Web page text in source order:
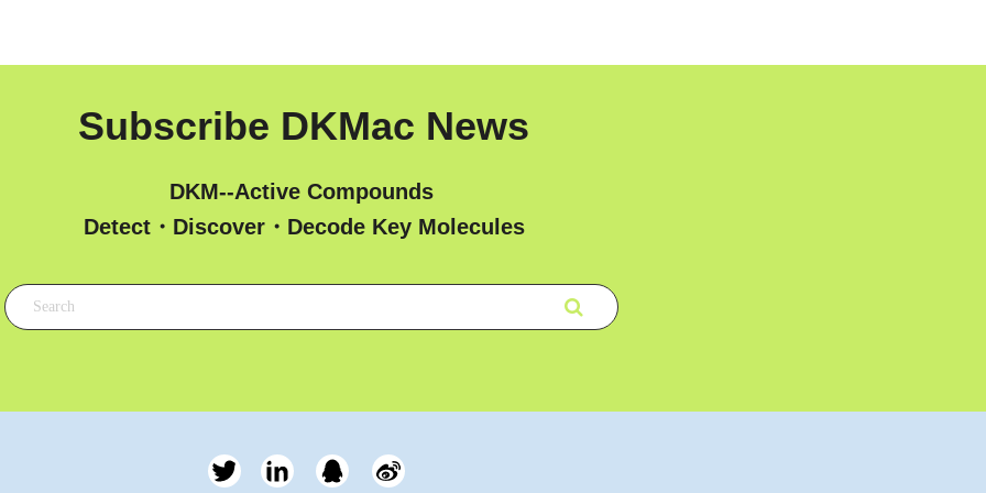
Subscribe DKMac News
DKM--Active Compounds
Detect・Discover・Decode Key Molecules